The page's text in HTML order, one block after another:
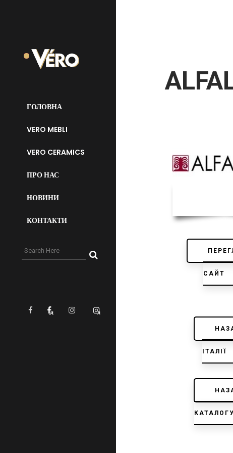
ГОЛОВНА
VERO MEBLI
VERO CERAMICS
ПРО НАС
НОВИНИ
КОНТАКТИ
САЙТ
ІТАЛІЇ
КАТАЛОГУ